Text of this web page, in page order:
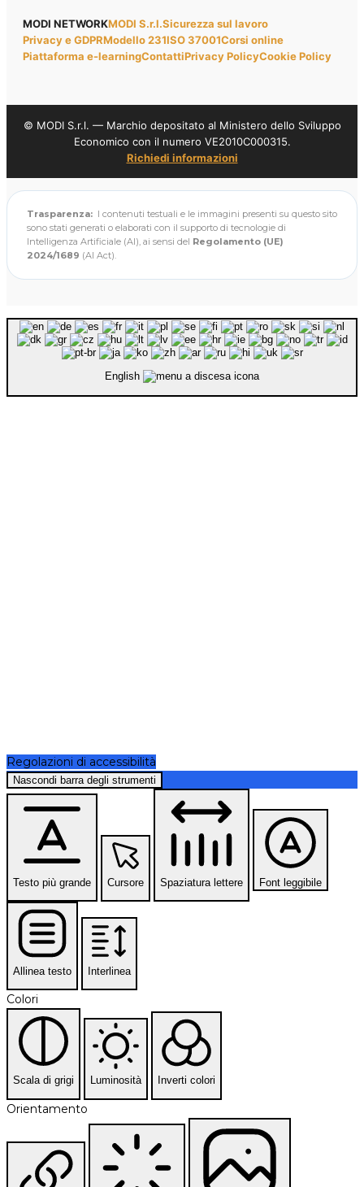
MODI NETWORKMODI S.r.l.Sicurezza sul lavoro
Privacy e GDPRModello 231ISO 37001Corsi online
Piattaforma e-learningContattiPrivacy PolicyCookie Policy
© MODI S.r.l. — Marchio depositato al Ministero dello Sviluppo
Economico con il numero VE2010C000315.
Richiedi informazioni
Trasparenza: I contenuti testuali e le immagini presenti su questo sito
sono stati generati o elaborati con il supporto di tecnologie di
Intelligenza Artificiale (AI), ai sensi del Regolamento (UE)
2024/1689 (AI Act).
English
Regolazioni di accessibilità
Nascondi barra degli strumenti
Testo più grande Cursore Spaziatura lettere Font leggibile
Allinea testo Interlinea
Colori
Scala di grigi Luminosità Inverti colori
Orientamento